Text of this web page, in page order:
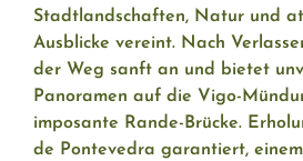
Stadtlandschaften, Natur und
Ausblicke vereint. Nach
der Weg sanft an und bietet
Panoramen auf die Vigo-
imposante Rande-Brücke.
de Pontevedra garantiert,